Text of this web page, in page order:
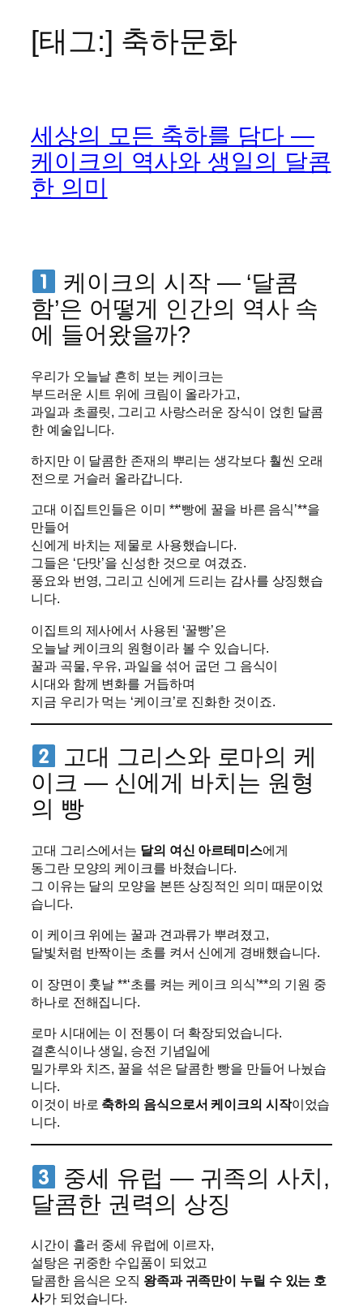
[태그:] 축하문화
세상의 모든 축하를 담다 —
케이크의 역사와 생일의 달콤
한 의미
케이크의 시작 — ‘달콤
함’은 어떻게 인간의 역사 속
에 들어왔을까?
우리가 오늘날 흔히 보는 케이크는
부드러운 시트 위에 크림이 올라가고,
과일과 초콜릿, 그리고 사랑스러운 장식이 얹힌 달콤
한 예술입니다.
하지만 이 달콤한 존재의 뿌리는 생각보다 훨씬 오래
전으로 거슬러 올라갑니다.
고대 이집트인들은 이미 **‘빵에 꿀을 바른 음식’**을
만들어
신에게 바치는 제물로 사용했습니다.
그들은 ‘단맛’을 신성한 것으로 여겼죠.
풍요와 번영, 그리고 신에게 드리는 감사를 상징했습
니다.
이집트의 제사에서 사용된 ‘꿀빵’은
오늘날 케이크의 원형이라 볼 수 있습니다.
꿀과 곡물, 우유, 과일을 섞어 굽던 그 음식이
시대와 함께 변화를 거듭하며
지금 우리가 먹는 ‘케이크’로 진화한 것이죠.
고대 그리스와 로마의 케
이크 — 신에게 바치는 원형
의 빵
고대 그리스에서는 달의 여신 아르테미스에게
동그란 모양의 케이크를 바쳤습니다.
그 이유는 달의 모양을 본뜬 상징적인 의미 때문이었
습니다.
이 케이크 위에는 꿀과 견과류가 뿌려졌고,
달빛처럼 반짝이는 초를 켜서 신에게 경배했습니다.
이 장면이 훗날 **‘초를 켜는 케이크 의식’**의 기원 중
하나로 전해집니다.
로마 시대에는 이 전통이 더 확장되었습니다.
결혼식이나 생일, 승전 기념일에
밀가루와 치즈, 꿀을 섞은 달콤한 빵을 만들어 나눴습
니다.
이것이 바로 축하의 음식으로서 케이크의 시작이었습
니다.
중세 유럽 — 귀족의 사치,
달콤한 권력의 상징
시간이 흘러 중세 유럽에 이르자,
설탕은 귀중한 수입품이 되었고
달콤한 음식은 오직 왕족과 귀족만이 누릴 수 있는 호
사가 되었습니다.